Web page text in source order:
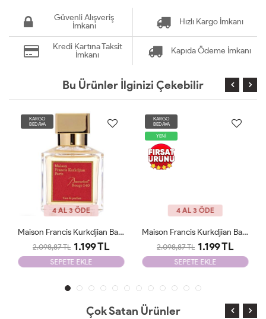
Güvenli Alışveriş
İmkanı
Hızlı Kargo İmkanı
Kredi Kartına Taksit
İmkanı
Kapıda Ödeme İmkanı
Bu Ürünler İlginizi Çekebilir
KARGO
BEDAVA
4 AL 3 ÖDE
Maison Francis Kurkdjian Baccarat 70 Ml EDP Unisex Tester
2.098,87 TL 1.199 TL
SEPETE EKLE
KARGO
BEDAVA
YENİ
4 AL 3 ÖDE
Maison Francis Kurkdjian Baccarat 540 Etrait De 70ml Unisex Tester
2.098,87 TL 1.199 TL
SEPETE EKLE
Çok Satan Ürünler